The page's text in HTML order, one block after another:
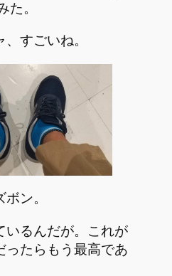
た。
すごいね。
ン。
いるんだが。これが
ったらもう最高であ